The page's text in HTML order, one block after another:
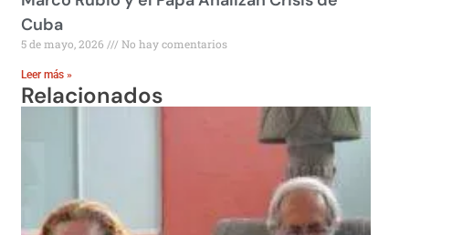
Cuba
5 de mayo, 2026 No hay comentarios
Leer más »
Relacionados